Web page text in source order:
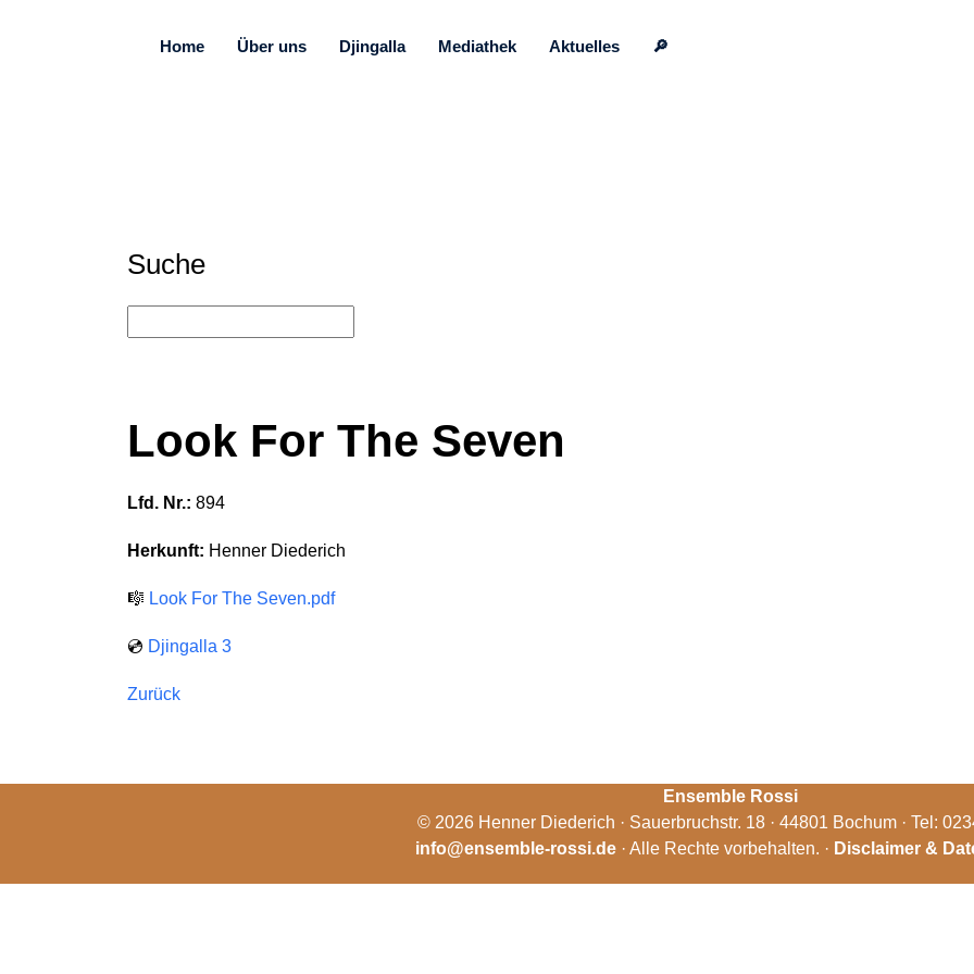
Home Über uns Djingalla Mediathek Aktuelles 🔎
Suche
Look For The Seven
Lfd. Nr.: 894
Herkunft: Henner Diederich
🎼 Look For The Seven.pdf
💿 Djingalla 3
Zurück
Ensemble Rossi
© 2026 Henner Diederich · Sauerbruchstr. 18 · 44801 Bochum · Tel:
info@ensemble-rossi.de· Alle Rechte vorbehalten. · Disclaimer &